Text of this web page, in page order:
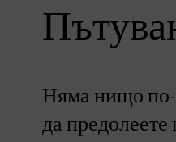
Няма нищо по-
да предолеете